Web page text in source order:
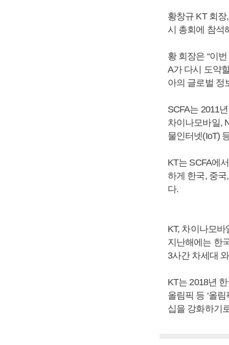
황창규 KT 회
시 총회에 참석
황 회장은 “이
A가 다시 도약
아의 글로벌 정
SCFA는 2011
차이나모바일,
물인터넷(IoT)
KT는 SCFA에
하게 한국, 중
다.
KT, 차이나모
지난해에는 한
3사간 차세대
KT는 2018년
올림픽 등 ‘올
십을 강화하기